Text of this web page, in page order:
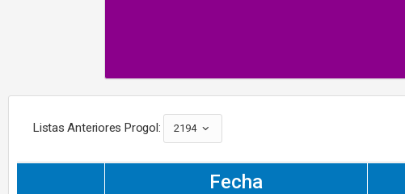
Listas Anteriores Progol: 2194
Fecha